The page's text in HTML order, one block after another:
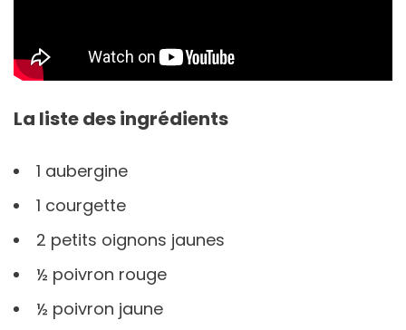
La liste des ingrédients
1 aubergine
1 courgette
2 petits oignons jaunes
½ poivron rouge
½ poivron jaune